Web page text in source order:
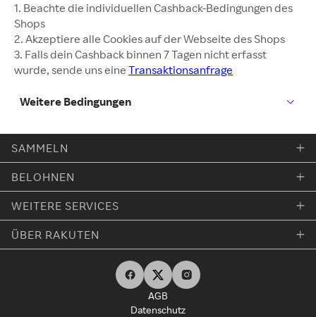
1. Beachte die individuellen Cashback-Bedingungen des
Shops
2. Akzeptiere alle Cookies auf der Webseite des Shops
3. Falls dein Cashback binnen 7 Tagen nicht erfasst
wurde, sende uns eine Transaktionsanfrage
Weitere Bedingungen
SAMMELN
BELOHNEN
WEITERE SERVICES
ÜBER RAKUTEN
AGB
Datenschutz